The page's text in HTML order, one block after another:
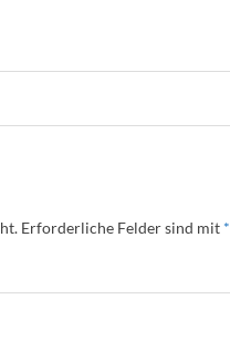
Erforderliche Felder sind mit *